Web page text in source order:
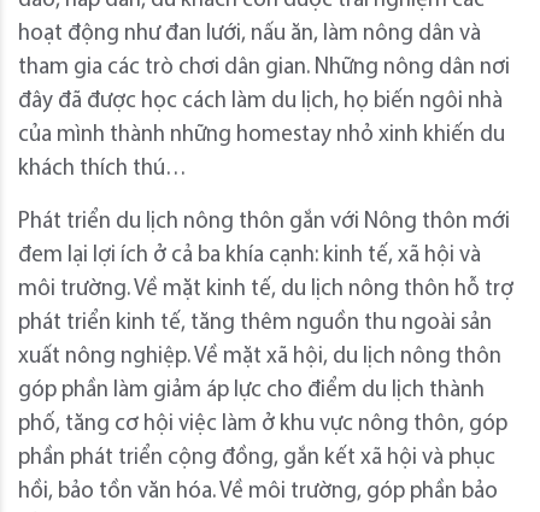
hoạt động như đan lưới, nấu ăn, làm nông dân và
tham gia các trò chơi dân gian. Những nông dân nơi
đây đã được học cách làm du lịch, họ biến ngôi nhà
của mình thành những homestay nhỏ xinh khiến du
khách thích thú…
Phát triển du lịch nông thôn gắn với Nông thôn mới
đem lại lợi ích ở cả ba khía cạnh: kinh tế, xã hội và
môi trường. Về mặt kinh tế, du lịch nông thôn hỗ trợ
phát triển kinh tế, tăng thêm nguồn thu ngoài sản
xuất nông nghiệp. Về mặt xã hội, du lịch nông thôn
góp phần làm giảm áp lực cho điểm du lịch thành
phố, tăng cơ hội việc làm ở khu vực nông thôn, góp
phần phát triển cộng đồng, gắn kết xã hội và phục
hồi, bảo tồn văn hóa. Về môi trường, góp phần bảo